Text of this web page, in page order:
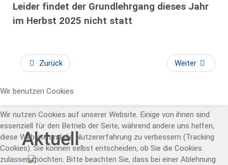
Leider findet der Grundlehrgang dieses Jahr
im Herbst 2025 nicht statt
Zurück Weiter
Aktuell
Wir benutzen Cookies
Wir nutzen Cookies auf unserer Website. Einige von ihnen sind
essenziell für den Betrieb der Seite, während andere uns helfen,
diese Website und die Nutzererfahrung zu verbessern (Tracking
Cookies). Sie können selbst entscheiden, ob Sie die Cookies
zulassen möchten. Bitte beachten Sie, dass bei einer Ablehnung